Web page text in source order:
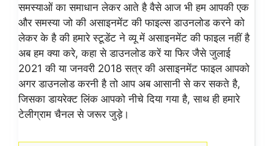
समस्याओं का समाधान लेकर आते है वैसे आज भी हम आपकी एक
और समस्या जो की असाइनमेंट की फाइल्स डाउनलोड करने को
लेकर के है की हमारे स्टूडेंट ने व्यू में असाइनमेंट की फाइल नहीं है
अब हम क्या करे, कहा से डाउनलोड करें या फिर जैसे जुलाई
2021 की या जनवरी 2018 सत्र की असाइनमेंट फाइल आपको
अगर डाउनलोड करनी है तो आप अब आसानी से कर सकते है,
जिसका डायरेक्ट लिंक आपको नीचे दिया गया है, साथ ही हमारे
टेलीग्राम चैनल से जरूर जुड़े।